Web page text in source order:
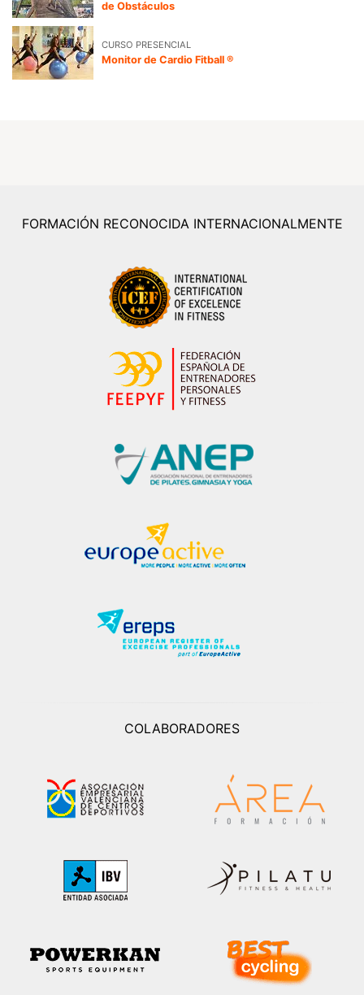
de Obstáculos
CURSO PRESENCIAL
Monitor de Cardio Fitball ®
FORMACIÓN RECONOCIDA INTERNACIONALMENTE
COLABORADORES